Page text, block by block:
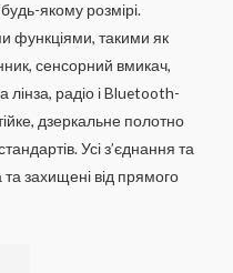
якому розмірі.
функціями, такими як
сенсорний вмикач,
лінза, радіо і Bluetooth-
дзеркальне полотно
Усі з’єднання та
захищені від прямого